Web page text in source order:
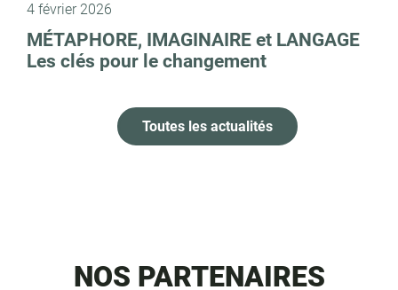
4 février 2026
MÉTAPHORE, IMAGINAIRE et LANGAGE
Les clés pour le changement
Toutes les actualités
NOS PARTENAIRES